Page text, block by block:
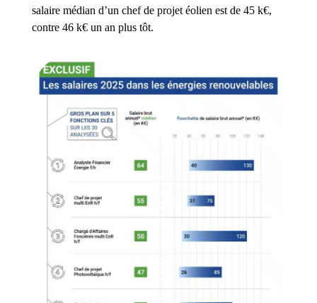
salaire médian d’un chef de projet éolien est de 45 k€,
contre 46 k€ un an plus tôt.